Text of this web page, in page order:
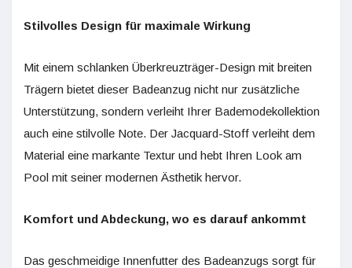
Stilvolles Design für maximale Wirkung
Mit einem schlanken Überkreuzträger-Design mit breiten
Trägern bietet dieser Badeanzug nicht nur zusätzliche
Unterstützung, sondern verleiht Ihrer Bademodekollektion
auch eine stilvolle Note. Der Jacquard-Stoff verleiht dem
Material eine markante Textur und hebt Ihren Look am
Pool mit seiner modernen Ästhetik hervor.
Komfort und Abdeckung, wo es darauf ankommt
Das geschmeidige Innenfutter des Badeanzugs sorgt für